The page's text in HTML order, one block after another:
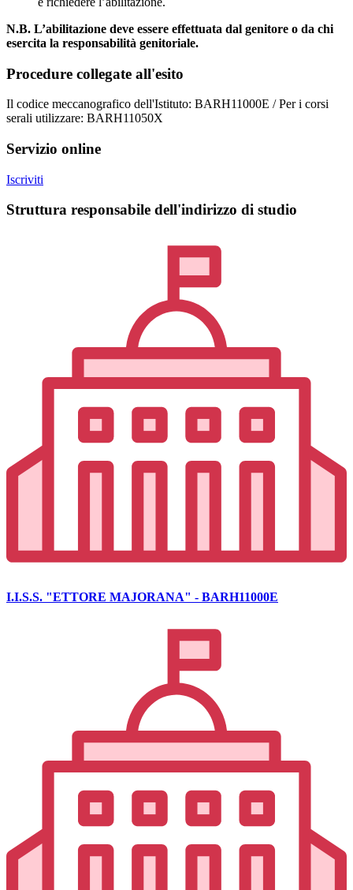
N.B. L’abilitazione deve essere effettuata dal genitore o da chi
esercita la responsabilità genitoriale.
Procedure collegate all'esito
Il codice meccanografico dell'Istituto: BARH11000E / Per i corsi
serali utilizzare: BARH11050X
Servizio online
Iscriviti
Struttura responsabile dell'indirizzo di studio
I.I.S.S. "ETTORE MAJORANA" - BARH11000E